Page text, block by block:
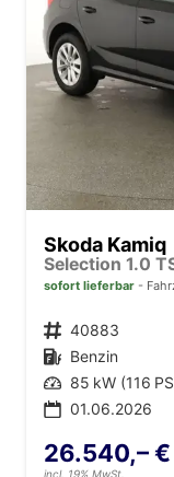
Skoda Kamiq
sofort lieferbar
Fahrzeugnr. 40883
Kraftstoff Benzin
Leistung 85 kW (116
01.06.2026
26.540,– €
incl. 19% MwSt.